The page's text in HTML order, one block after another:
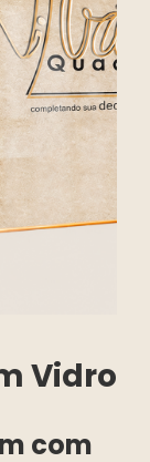
Vidro
com